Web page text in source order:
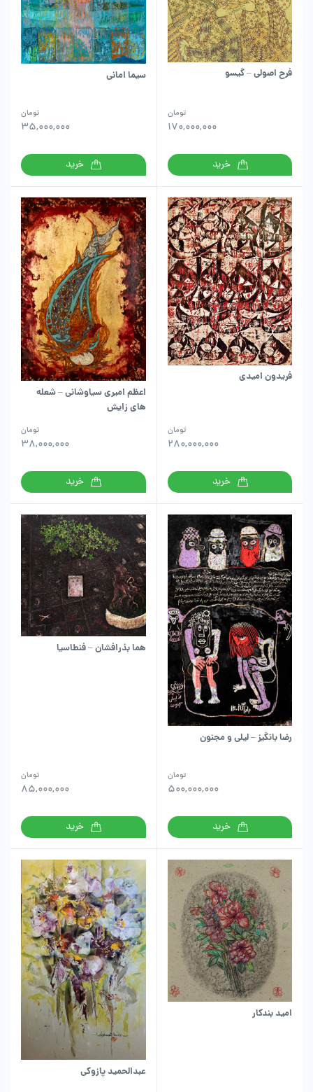
فرح اصولی – گیسو
170,000,000
تومان
خرید
سیما امانی
35,000,000
تومان
خرید
فریدون امیدی
280,000,000
تومان
خرید
اعظم امیری سیاوشانی – شعله
های زایش
38,000,000
تومان
خرید
رضا بانگیز – لیلی و مجنون
500,000,000
تومان
خرید
هما بذرافشان – فنطاسیا
85,000,000
تومان
خرید
امید بندکار
عبدالحمید پازوکی